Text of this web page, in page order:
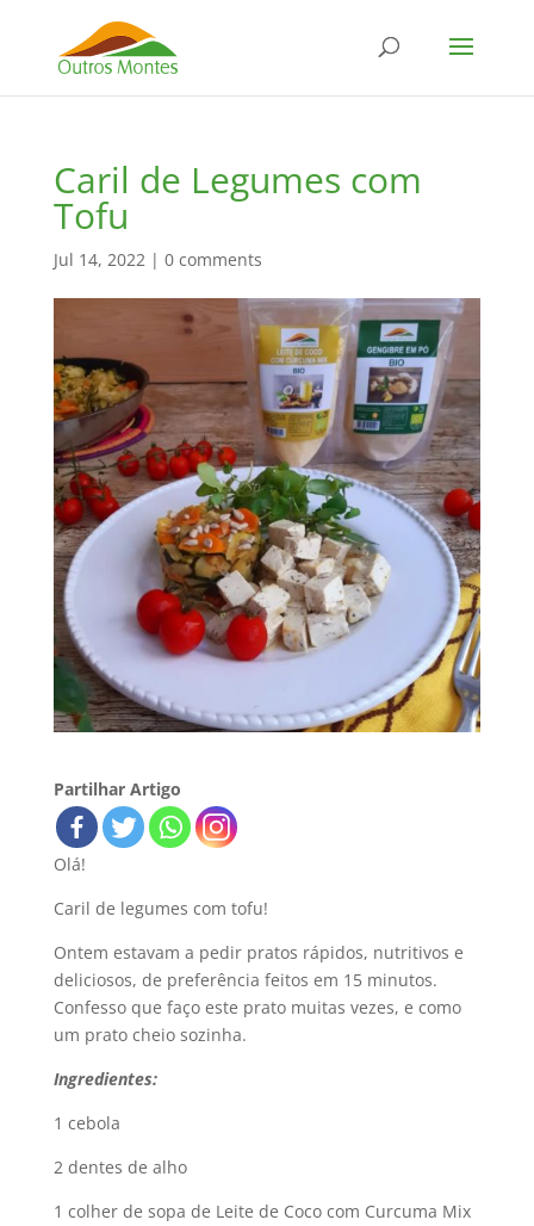
Caril de Legumes com
Tofu
Jul 14, 2022| 0 comments
Partilhar Artigo
Olá!
Caril de legumes com tofu!
Ontem estavam a pedir pratos rápidos, nutritivos e
deliciosos, de preferência feitos em 15 minutos.
Confesso que faço este prato muitas vezes, e como
um prato cheio sozinha.
Ingredientes:
1 cebola
2 dentes de alho
1 colher de sopa de Leite de Coco com Curcuma Mix